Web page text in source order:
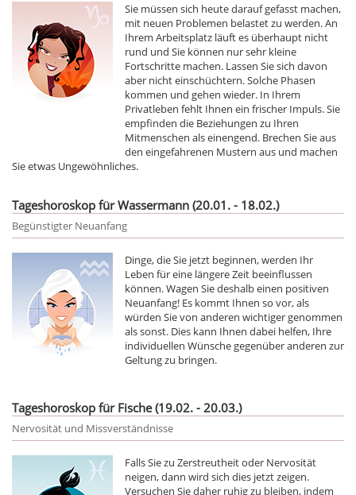
Sie müssen sich heute darauf gefasst machen,
mit neuen Problemen belastet zu werden. An
Ihrem Arbeitsplatz läuft es überhaupt nicht
rund und Sie können nur sehr kleine
Fortschritte machen. Lassen Sie sich davon
aber nicht einschüchtern. Solche Phasen
kommen und gehen wieder. In Ihrem
Privatleben fehlt Ihnen ein frischer Impuls. Sie
empfinden die Beziehungen zu Ihren
Mitmenschen als einengend. Brechen Sie aus
den eingefahrenen Mustern aus und machen
Sie etwas Ungewöhnliches.
Tageshoroskop für Wassermann (20.01. - 18.02.)
Begünstigter Neuanfang
Dinge, die Sie jetzt beginnen, werden Ihr
Leben für eine längere Zeit beeinflussen
können. Wagen Sie deshalb einen positiven
Neuanfang! Es kommt Ihnen so vor, als
würden Sie von anderen wichtiger genommen
als sonst. Dies kann Ihnen dabei helfen, Ihre
individuellen Wünsche gegenüber anderen zur
Geltung zu bringen.
Tageshoroskop für Fische (19.02. - 20.03.)
Nervosität und Missverständnisse
Falls Sie zu Zerstreutheit oder Nervosität
neigen, dann wird sich dies jetzt zeigen.
Versuchen Sie daher ruhig zu bleiben, indem